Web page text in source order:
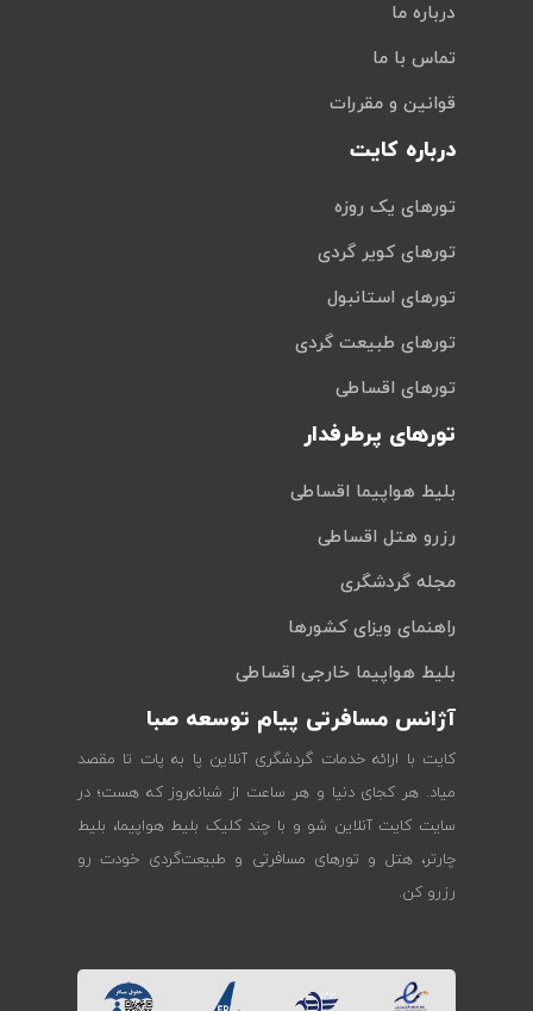
درباره ما
تماس با ما
قوانین و مقررات
درباره کایت
تورهای یک روزه
تورهای کویر گردی
تورهای استانبول
تورهای طبیعت گردی
تورهای اقساطی
تورهای پرطرفدار
بلیط هواپیما اقساطی
رزرو هتل اقساطی
مجله گردشگری
راهنمای ویزای کشورها
بلیط هواپیما خارجی اقساطی
آژانس مسافرتی پیام توسعه صبا
کایت با ارائه خدمات گردشگری آنلاین پا به پات تا مقصد
میاد. هر کجای دنیا و هر ساعت از شبانه‌روز که هست؛ در
سایت کایت آنلاین شو و با چند کلیک بلیط هواپیما، بلیط
چارتر، هتل و تورهای مسافرتی و طبیعت‌گردی خودت رو
رزرو کن.